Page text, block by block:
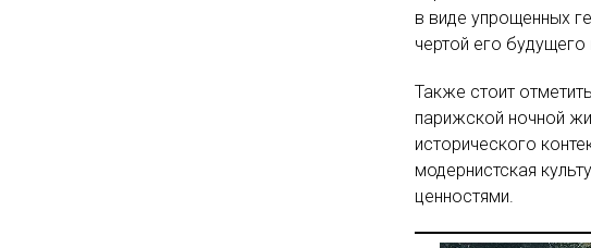
в виде упрощенных
чертой его будущего
Также стоит
парижской ночной
исторического
модернистская
ценностями.